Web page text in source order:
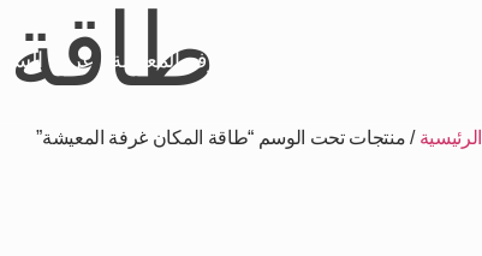
غرف المعيشة غرف
الرئيسية / منتجات تحت الوسم “طاقة المكان غرفة المعيشة”